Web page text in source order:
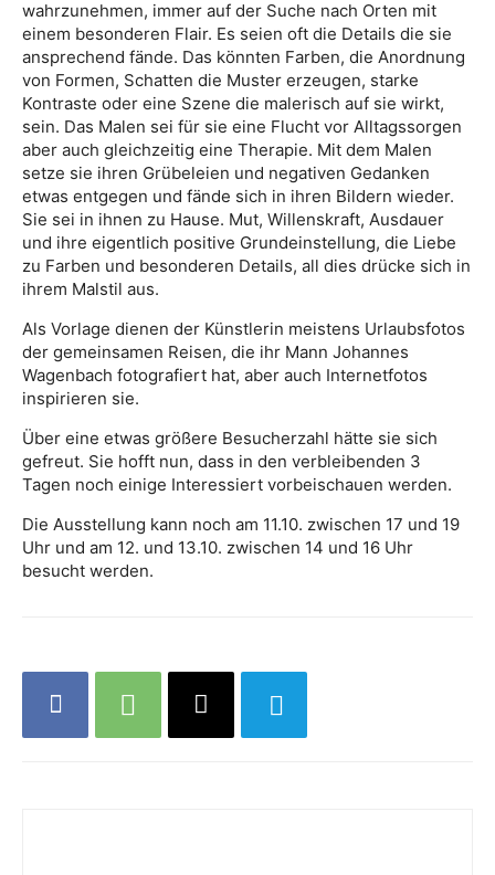
wahrzunehmen, immer auf der Suche nach Orten mit
einem besonderen Flair. Es seien oft die Details die sie
ansprechend fände. Das könnten Farben, die Anordnung
von Formen, Schatten die Muster erzeugen, starke
Kontraste oder eine Szene die malerisch auf sie wirkt,
sein. Das Malen sei für sie eine Flucht vor Alltagssorgen
aber auch gleichzeitig eine Therapie. Mit dem Malen
setze sie ihren Grübeleien und negativen Gedanken
etwas entgegen und fände sich in ihren Bildern wieder.
Sie sei in ihnen zu Hause. Mut, Willenskraft, Ausdauer
und ihre eigentlich positive Grundeinstellung, die Liebe
zu Farben und besonderen Details, all dies drücke sich in
ihrem Malstil aus.
Als Vorlage dienen der Künstlerin meistens Urlaubsfotos
der gemeinsamen Reisen, die ihr Mann Johannes
Wagenbach fotografiert hat, aber auch Internetfotos
inspirieren sie.
Über eine etwas größere Besucherzahl hätte sie sich
gefreut. Sie hofft nun, dass in den verbleibenden 3
Tagen noch einige Interessiert vorbeischauen werden.
Die Ausstellung kann noch am 11.10. zwischen 17 und 19
Uhr und am 12. und 13.10. zwischen 14 und 16 Uhr
besucht werden.